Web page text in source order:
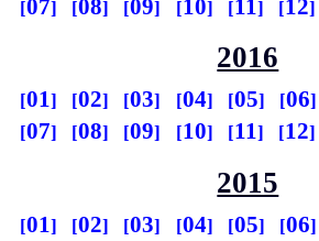
07
08 09 10 11 12
2016
01 02 03 04 05
06
07
08 09 10 11 12
2015
01 02 03 04 05
06